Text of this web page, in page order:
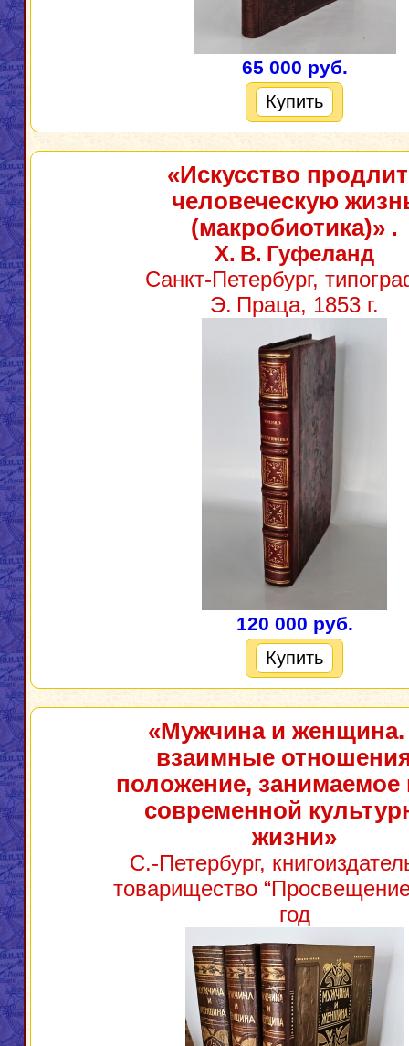
65 000 руб.
Купить
«Искусство
человеческую
(макробиотика)» .
Х. В. Гуфеланд
Санкт‑Петербург,
Э. Праца, 1853 г.
120 000 руб.
Купить
«Мужчина и
взаимные
положение, занимаемое
современной
жизни»
С.-Петербург,
товарищество
год